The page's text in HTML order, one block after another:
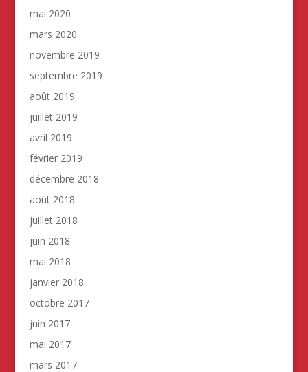
mai 2020
mars 2020
novembre 2019
septembre 2019
août 2019
juillet 2019
avril 2019
février 2019
décembre 2018
août 2018
juillet 2018
juin 2018
mai 2018
janvier 2018
octobre 2017
juin 2017
mai 2017
mars 2017